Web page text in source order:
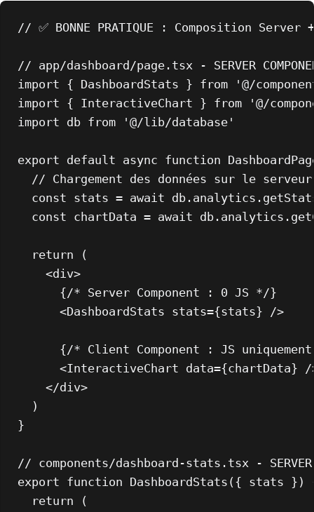
// ✅ BONNE PRATIQUE : Composition
// app/dashboard/page.tsx - SERVER
import { DashboardStats } from
'@/
import { InteractiveChart } from
'@/
import db from '@/lib/database'
export default async function
// Chargement des données sur le serveur
const stats = await db. analytics .
const chartData = await db. analytics .
return (
<div>
      {/* Server Component : 0 JS */}
<DashboardStats stats={stats} />
{/* Client Component : JS
<InteractiveChart data={chartData} /
</div>
  )
}
// components/dashboard-stats.tsx - SERVER
export function DashboardStats ({ stats } )
return (